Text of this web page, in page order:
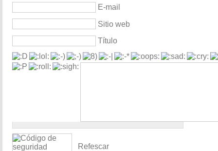
E-mail
Sitio web
Título
Refescar